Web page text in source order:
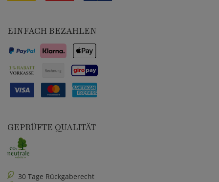
EINFACH BEZAHLEN
GEPRÜFTE QUALITÄT
30 Tage Rückgaberecht